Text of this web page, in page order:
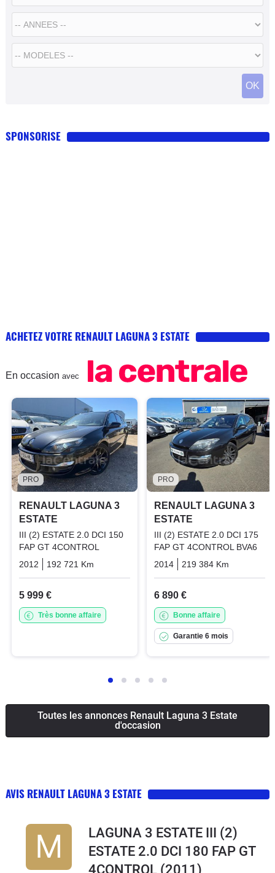
SPONSORISE
ACHETEZ VOTRE RENAULT LAGUNA 3 ESTATE
En occasion avec
PRO
RENAULT LAGUNA 3
ESTATE
III (2) ESTATE 2.0 DCI 150
FAP GT 4CONTROL
2012
192 721 Km Diesel
5 999 €
Très bonne affaire
PRO
RENAULT LAGUNA 3
ESTATE
III (2) ESTATE 2.0 DCI 175
FAP GT 4CONTROL BVA6
2014
219 384 Km
6 890 €
Bonne affaire
Garantie 6 mois
Toutes les annonces Renault Laguna 3 Estate
d'occasion
AVIS RENAULT LAGUNA 3 ESTATE
LAGUNA 3 ESTATE III (2)
ESTATE 2.0 DCI 180 FAP GT
4CONTROL (2011)